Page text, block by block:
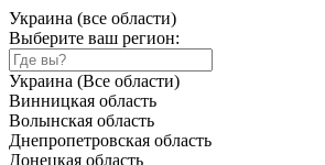
Украина (все области)
Выберите ваш регион:
Украина (Все области)
Винницкая область
Волынская область
Днепропетровская область
Донецкая область